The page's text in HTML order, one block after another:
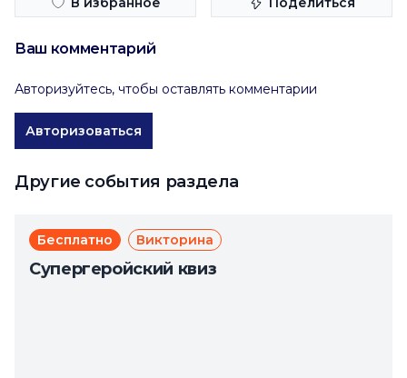
Ваш комментарий
Авторизуйтесь, чтобы оставлять комментарии
Авторизоваться
Другие события раздела
Бесплатно Викторина
Супергеройский квиз